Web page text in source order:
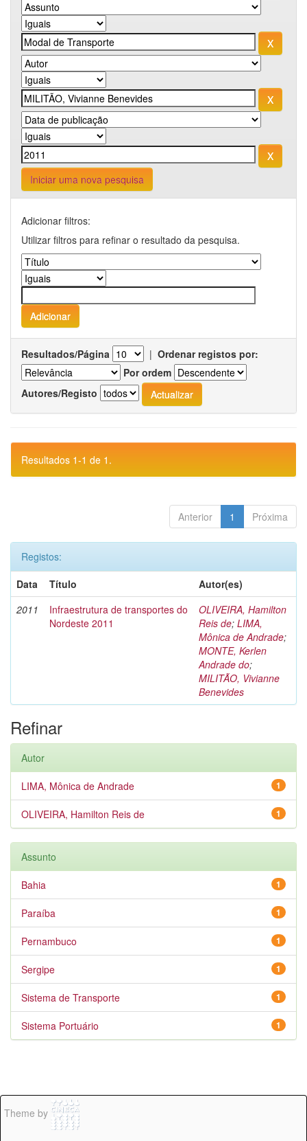
Iniciar uma nova pesquisa
Adicionar filtros:
Utilizar filtros para refinar o resultado da pesquisa.
Resultados/Página | Ordenar registos por:
Por ordem
Autores/Registo
Resultados 1-1 de 1.
Anterior 1 Próxima
Registos:
Data
Título
Autor(es)
2011
Infraestrutura de transportes do
Nordeste 2011
OLIVEIRA, Hamilton
Reis de; LIMA,
Mônica de Andrade;
MONTE, Kerlen
Andrade do;
MILITÃO, Vivianne
Benevides
Refinar
Autor
1
LIMA, Mônica de Andrade
1
OLIVEIRA, Hamilton Reis de
Assunto
1
Bahia
1
Paraíba
1
Pernambuco
1
Sergipe
1
Sistema de Transporte
1
Sistema Portuário
Theme by